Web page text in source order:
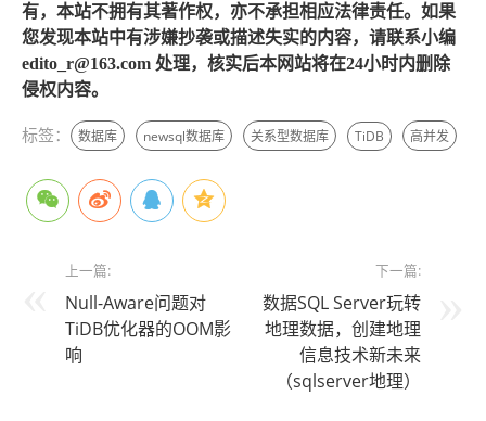
有，本站不拥有其著作权，亦不承担相应法律责任。如果
您发现本站中有涉嫌抄袭或描述失实的内容，请联系小编
edito_r@163.com 处理，核实后本网站将在24小时内删除
侵权内容。
标签： 数据库 newsql数据库 关系型数据库 TiDB 高并发
上一篇:
Null-Aware问题对
TiDB优化器的OOM影
响
下一篇:
数据SQL Server玩转
地理数据，创建地理
信息技术新未来
（sqlserver地理）